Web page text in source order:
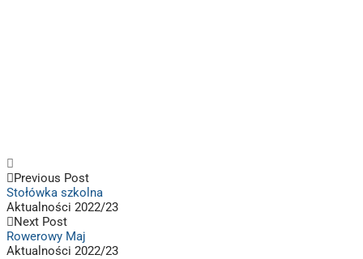
Previous Post
Stołówka szkolna
Aktualności 2022/23
Next Post
Rowerowy Maj
Aktualności 2022/23